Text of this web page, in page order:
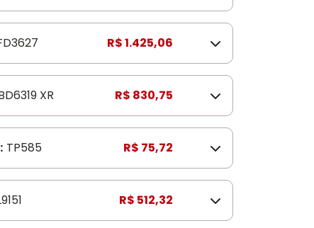
R$ 1.425,06
XR R$ 830,75
TP585 R$ 75,72
R$ 512,32